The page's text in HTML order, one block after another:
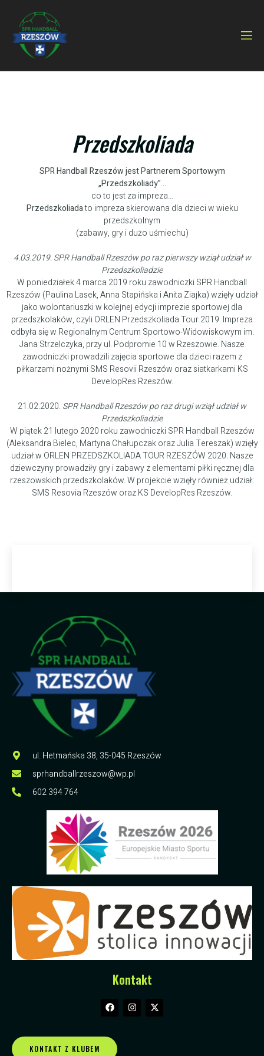
Przedszkoliada
SPR Handball Rzeszów jest Partnerem Sportowym
„Przedszkoliady”…
co to jest za impreza…
Przedszkoliadato impreza skierowana dla dzieci w wieku
przedszkolnym
(zabawy, gry i dużo uśmiechu)
4.03.2019. SPR Handball Rzeszów po raz pierwszy wziął udział w
Przedszkoliadzie
W poniedziałek 4 marca 2019 roku zawodniczki SPR Handball
Rzeszów (Paulina Lasek, Anna Stapińska i Anita Ziajka) wzięły udział
jako wolontariuszki w kolejnej edycji imprezie sportowej dla
przedszkolaków, czyli ORLEN Przedszkoliada Tour 2019. Impreza
odbyła się w Regionalnym Centrum Sportowo-Widowiskowym im.
Jana Strzelczyka, przy ul. Podpromie 10 w Rzeszowie. Nasze
zawodniczki prowadzili zajęcia sportowe dla dzieci razem z
piłkarzami nożnymi SMS Resovii Rzeszów oraz siatkarkami KS
DevelopRes Rzeszów.
21.02.2020. SPR Handball Rzeszów po raz drugi wziął udział w
Przedszkoliadzie
W piątek 21 lutego 2020 roku zawodniczki SPR Handball Rzeszów
(Aleksandra Bielec, Martyna Chałupczak oraz Julia Tereszak) wzięły
udział w ORLEN PRZEDSZKOLIADA TOUR RZESZÓW 2020. Nasze
dziewczyny prowadziły gry i zabawy z elementami piłki ręcznej dla
rzeszowskich przedszkolaków. W projekcie wzięły również udział:
SMS Resovia Rzeszów oraz KS DevelopRes Rzeszów.
ul. Hetmańska 38, 35-045 Rzeszów
sprhandballrzeszow@wp.pl
602 394 764
Kontakt
KONTAKT Z KLUBEM